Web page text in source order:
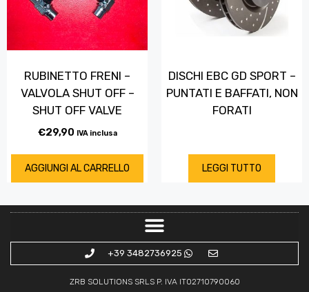
RUBINETTO FRENI –
VALVOLA SHUT OFF –
SHUT OFF VALVE
€29,90 IVA inclusa
AGGIUNGI AL CARRELLO
DISCHI EBC GD SPORT –
PUNTATI E BAFFATI, NON
FORATI
LEGGI TUTTO
+39 3482736925
ZRB SOLUTIONS SRLS P. IVA IT02710790060